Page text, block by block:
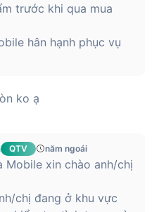
trước khi qua mua
hân hạnh phục vụ
ko ạ
QTV năm ngoái
Mobile xin chào anh/chị
chị đang ở khu vực